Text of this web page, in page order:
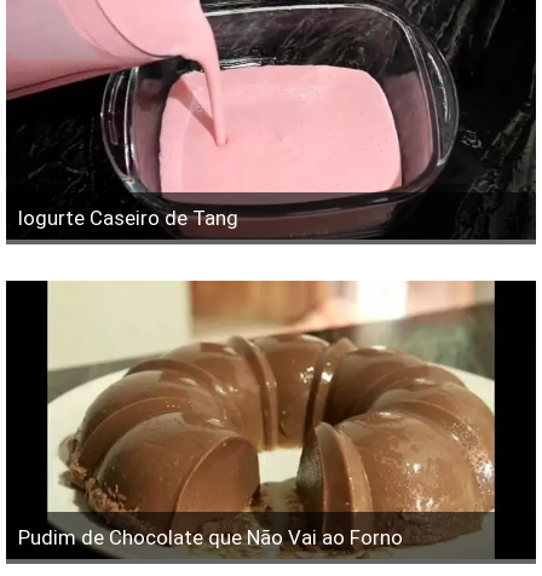
Iogurte Caseiro de Tang
Pudim de Chocolate que Não Vai ao Forno